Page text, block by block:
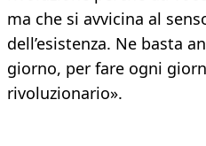
ma che si avvicina al
dell’esistenza. Ne basta
giorno, per fare ogni
rivoluzionario».